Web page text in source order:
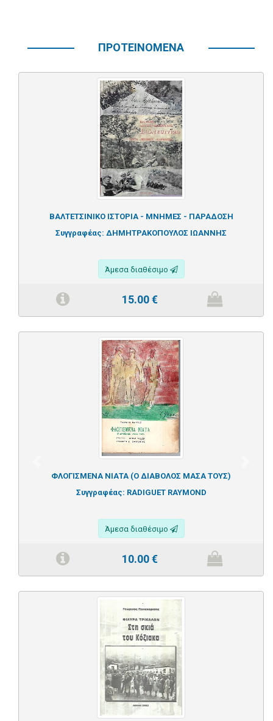
ΠΡΟΤΕΙΝΟΜΕΝΑ
ΒΑΛΤΕΤΣΙΝΙΚΟ ΙΣΤΟΡΙΑ - ΜΝΗΜΕΣ - ΠΑΡΑΔΟΣΗ
Συγγραφέας: ΔΗΜΗΤΡΑΚΟΠΟΥΛΟΣ ΙΩΑΝΝΗΣ
Άμεσα διαθέσιμο
15.00€
ΦΛΟΓΙΣΜΕΝΑ ΝΙΑΤΑ (Ο ΔΙΑΒΟΛΟΣ ΜΑΣΑ ΤΟΥΣ)
Συγγραφέας: RADIGUET RAYMOND
Άμεσα διαθέσιμο
10.00€